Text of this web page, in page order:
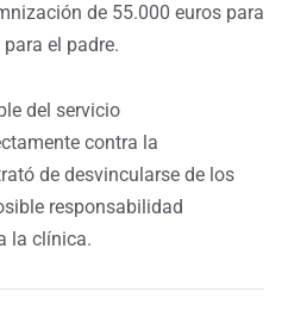
de 55.000 euros para
el padre.
del servicio
contra la
de desvincularse de los
responsabilidad
la clínica.